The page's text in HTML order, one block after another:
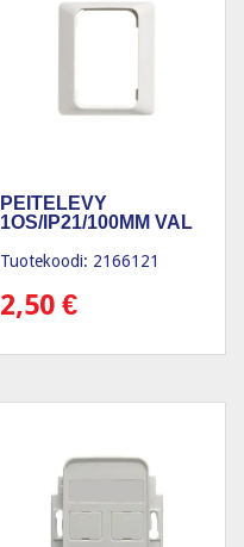
PEITELEVY
1OS/IP21/100MM VAL
Tuotekoodi: 2166121
2,50€